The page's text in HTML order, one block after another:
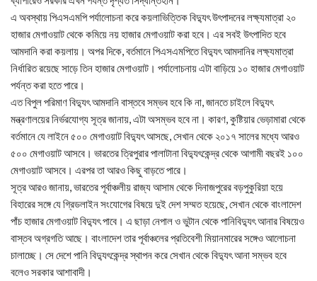
এ অবস্থায় পিএসএমপি পর্যালোচনা করে কয়লাভিত্তিক বিদ্যুৎ উৎপাদনের লক্ষ্যমাত্রা ২০
হাজার মেগাওয়াট থেকে কমিয়ে নয় হাজার মেগাওয়াট করা হবে। এর সবই উৎপাদিত হবে
আমদানি করা কয়লায়। অপর দিকে, বর্তমানে পিএসএমপিতে বিদ্যুৎ আমদানির লক্ষ্যমাত্রা
নির্ধারিত রয়েছে সাড়ে তিন হাজার মেগাওয়াট। পর্যালোচনায় এটা বাড়িয়ে ১০ হাজার মেগাওয়াট
পর্যন্ত করা হতে পারে।
এত বিপুল পরিমাণ বিদ্যুৎ আমদানি বাস্তবে সম্ভব হবে কি না, জানতে চাইলে বিদ্যুৎ
মন্ত্রণালয়ের নির্ভরযোগ্য সূত্র জানায়, এটা অসম্ভব হবে না। কারণ, কুষ্টিয়ার ভেড়ামারা থেকে
বর্তমানে যে লাইনে ৫০০ মেগাওয়াট বিদ্যুৎ আসছে, সেখান থেকে ২০১৭ সালের মধ্যে আরও
৫০০ মেগাওয়াট আসবে। ভারতের ত্রিপুরার পালাটানা বিদ্যুৎকেন্দ্র থেকে আগামী বছরই ১০০
মেগাওয়াট আসবে। এরপর তা আরও কিছু বাড়তে পারে।
সূত্র আরও জানায়, ভারতের পূর্বাঞ্চলীয় রাজ্য আসাম থেকে দিনাজপুরের বড়পুকুরিয়া হয়ে
বিহারের সঙ্গে যে গ্রিডলাইন সংযোগের বিষয়ে দুই দেশ সম্মত হয়েছে, সেখান থেকে বাংলাদেশ
পাঁচ হাজার মেগাওয়াট বিদ্যুৎ পাবে। এ ছাড়া নেপাল ও ভুটান থেকে পানিবিদ্যুৎ আনার বিষয়েও
বাস্তব অগ্রগতি আছে। বাংলাদেশ তার পূর্বাঞ্চলের প্রতিবেশী মিয়ানমারের সঙ্গেও আলোচনা
চালাচ্ছে। সে দেশে পানি বিদ্যুৎকেন্দ্র স্থাপন করে সেখান থেকে বিদ্যুৎ আনা সম্ভব হবে
বলেও সরকার আশাবাদী।